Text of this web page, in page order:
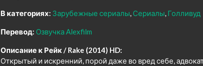
В категориях: Зарубежные сериалы Сериалы Голливуд
Перевод: Озвучка Alexfilm
Описание к Рейк / Rake (2014) HD:
Открытый и искренний, порой даже во вред себе,